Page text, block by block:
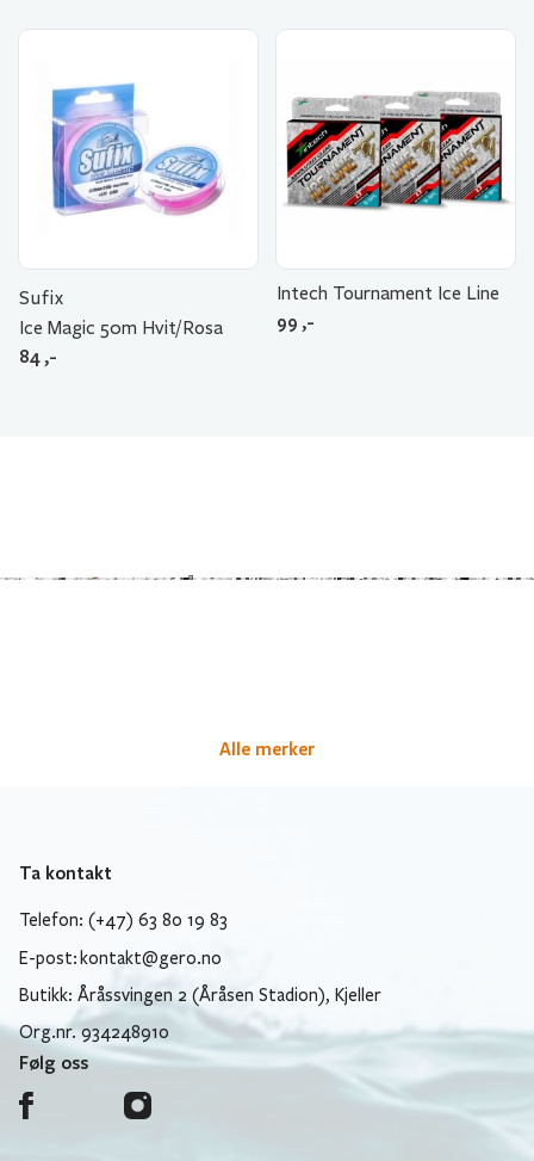
Sufix
Ice Magic 50m Hvit/Rosa
84 ,-
Intech Tournament Ice Line
99 ,-
Alle merker
Ta kontakt
Telefon: (+47) 63 80 19 83
E-post: kontakt@gero.no
Butikk: Åråssvingen 2 (Åråsen Stadion), Kjeller
Org.nr. 934248910
Følg oss